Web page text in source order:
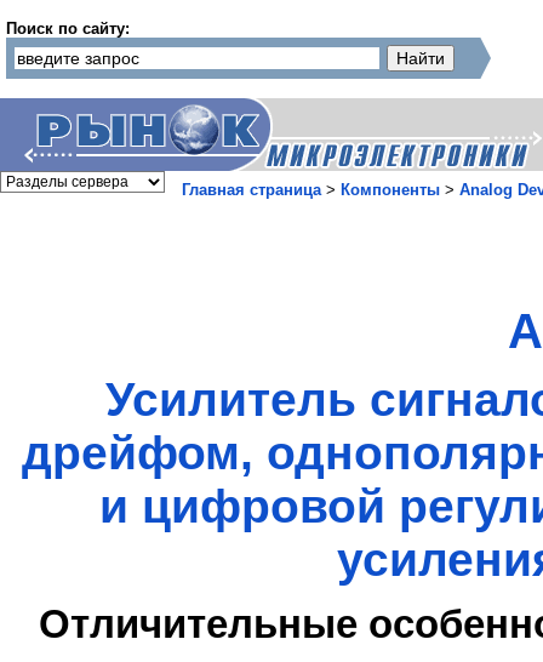
Поиск по сайту:
Главная страница> Компоненты > Analog
Усилитель
дрейфом,
и цифровой
Отличительные